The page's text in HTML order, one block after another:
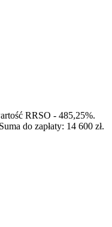
RRSO - 485,25%.
do zapłaty: 14 600 zł.